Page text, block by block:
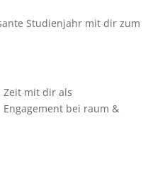
Studienjahr mit dir zum
Zeit mit dir als
bei raum &